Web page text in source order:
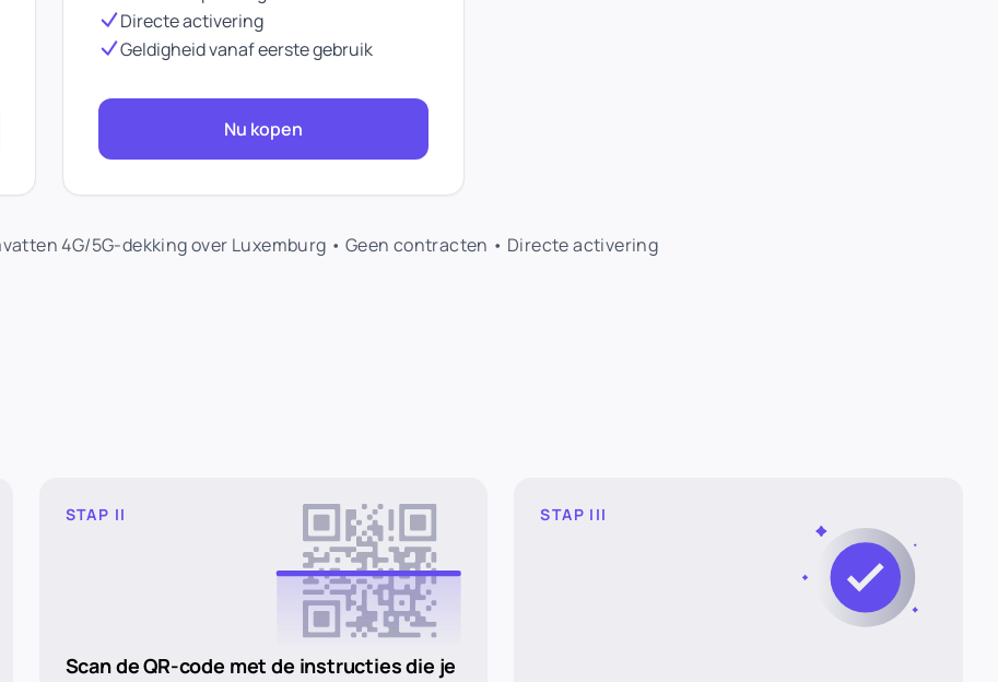
Directe activering
Geldigheid vanaf eerste gebruik
Nu kopen
4G/5G-dekking over Luxemburg • Geen contracten • Directe activering
STAP II
Scan de QR-code met de instructies die je
STAP III